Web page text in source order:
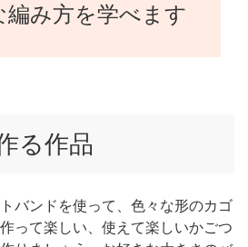
編み方を学べます
る作品
バンドを使って、色々な形のカゴ
って楽しい、使えて楽しいかごつ